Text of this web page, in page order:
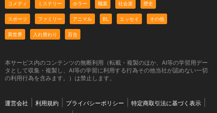
コメディ ミステリー ホラー 職業 社会派 歴史
スポーツ ファミリー アニマル BL エッセイ その他
異世界 入れ替わり 百合
本サービス内のコンテンツの無断利用（転載・複製のほか、AI等の学習用デー
タとして収集・複製し、AI等の学習に利用する行為その他当社が認めない一切
の利用行為を含みます。）は禁止します。
運営会社 利用規約 プライバシーポリシー
特定商取引法に基づく表示